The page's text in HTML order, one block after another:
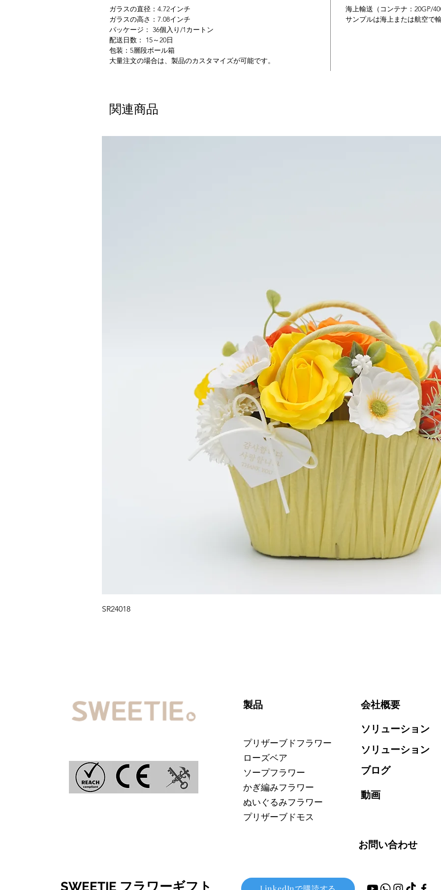
作り
す。
ガラスの直径：4.72インチ
ガラスの高さ：7.08インチ
パッケージ： 36個入り/1カートン
配送日数：
15～20日
包装：5層段ボール箱
大量注文の場合は、製品のカスタマイズが可能です。
海上輸送（コンテナ：20GP/
サンプルは海上または航空で
関連商品
SR24018
製品 会社概要
ソリューション
プリザーブドフラワー
ローズベア
ソープフラワー
かぎ編みフラワー
ぬいぐるみフラワー
プリザーブドモス
ソリューション
ブログ
動画
お問い合わせ
SWEETIE フラワーギフト